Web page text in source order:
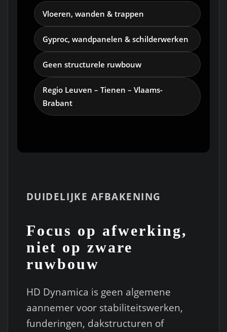
Vloeren, wanden & trappen
Gyproc, wandpanelen & schilderwerken
Geen structurele ruwbouw
Regio Leuven – Tienen – Vlaams-
Brabant
DUIDELIJKE AFBAKENING
Focus op afwerking,
niet op zware
ruwbouw
HD Dynamica is geen algemene
aannemer voor stabiliteitswerken,
funderingen, dakstructuren of